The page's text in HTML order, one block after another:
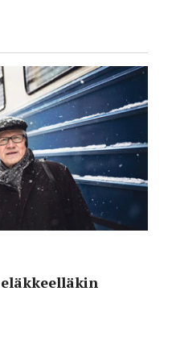
eläkkeelläkin